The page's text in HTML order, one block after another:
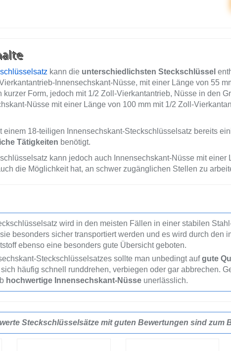
kann die unterschiedlichsten Steckschlüssel
Innensechskant-Nüsse, mit einer Länge von 55
Form, jedoch mit 1/2 Zoll-Vierkantantrieb, Nüsse in den
Nüsse mit einer Länge von 100 mm mit 1/2 Zoll-
einem 18-teiligen Innensechskant-Steckschlüsselsatz bereits
Tätigkeiten benötigt.
kann jedoch auch Innensechskant-Nüsse mit einer
die Möglichkeit hat, an schwer zugänglichen Stellen zu
wird in den meisten Fällen in einer stabilen
besonders sicher transportiert werden und es wird durch den
ebenso eine besonders gute Übersicht geboten.
Steckschlüsselsatzes sollte man unbedingt aufgute
häufig schnell runddrehen, verbiegen oder gar abbrechen.
hochwertige Innensechskant-Nüsse unerlässlich.
Steckschlüsselsätze mit guten Bewertungen sind zum